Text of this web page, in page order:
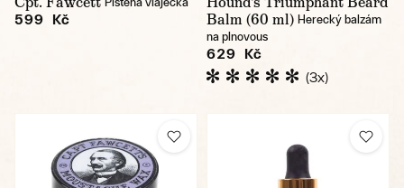
599 Kč
Balm (60 ml) Herecký balzám
na plnovous
629 Kč
(3x)